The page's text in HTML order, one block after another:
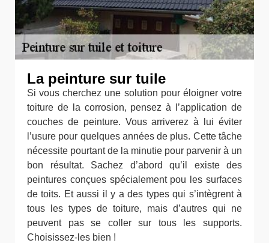
La peinture sur tuile
Si vous cherchez une solution pour éloigner votre
toiture de la corrosion, pensez à l’application de
couches de peinture. Vous arriverez à lui éviter
l’usure pour quelques années de plus. Cette tâche
nécessite pourtant de la minutie pour parvenir à un
bon résultat. Sachez d’abord qu’il existe des
peintures conçues spécialement pou les surfaces
de toits. Et aussi il y a des types qui s’intègrent à
tous les types de toiture, mais d’autres qui ne
peuvent pas se coller sur tous les supports.
Choisissez-les bien !